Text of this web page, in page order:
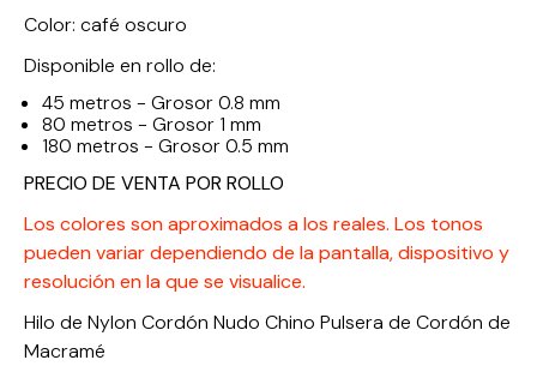
Color: café oscuro
Disponible en rollo de:
45 metros - Grosor 0.8 mm
80 metros - Grosor 1 mm
180 metros - Grosor 0.5 mm
PRECIO DE VENTA POR ROLLO
Los colores son aproximados a los reales. Los tonos
pueden variar dependiendo de la pantalla, dispositivo y
resolución en la que se visualice.
Hilo de Nylon Cordón Nudo Chino Pulsera de Cordón de
Macramé